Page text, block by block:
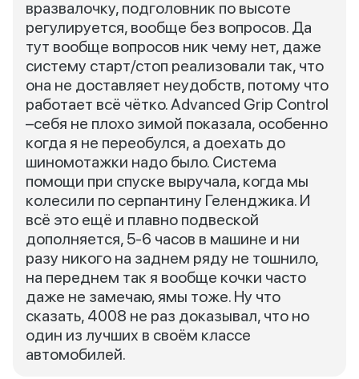
вразвалочку, подголовник по высоте
регулируется, вообще без вопросов. Да
тут вообще вопросов ник чему нет, даже
систему старт/стоп реализовали так, что
она не доставляет неудобств, потому что
работает всё чётко. Advanced Grip Control
–себя не плохо зимой показала, особенно
когда я не переобулся, а доехать до
шиномотажки надо было. Система
помощи при спуске выручала, когда мы
колесили по серпантину Геленджика. И
всё это ещё и плавно подвеской
дополняется, 5-6 часов в машине и ни
разу никого на заднем ряду не тошнило,
на переднем так я вообще кочки часто
даже не замечаю, ямы тоже. Ну что
сказать, 4008 не раз доказывал, что но
один из лучших в своём классе
автомобилей.